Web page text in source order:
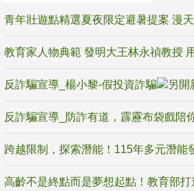
反詐騙宣導_楊小黎-假投資詐騙